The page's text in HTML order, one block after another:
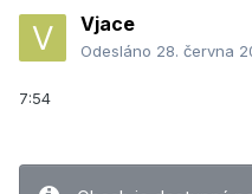
Vjace
Odesláno 28. června
7:54